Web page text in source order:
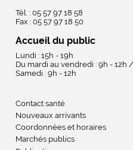
Tél. : 05 57 97 18 58
Fax : 05 57 97 18 50
Accueil du public
Lundi : 15h - 19h
Du mardi au vendredi : 9h - 12h
Samedi : 9h - 12h
Contact santé
Nouveaux arrivants
Coordonnées et horaires
Marchés publics